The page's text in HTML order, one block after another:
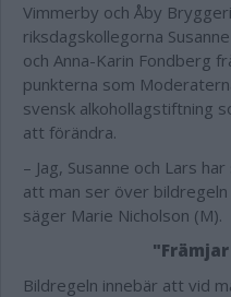
Vimmerby och Åby
riksdagskollegorna
och Anna-Karin Fondberg
punkterna som
svensk alkohollagstiftning
att förändra.
– Jag, Susanne och Lars
att man ser över bildregeln
säger Marie Nicholson (M).
Bildregeln innebär att vid